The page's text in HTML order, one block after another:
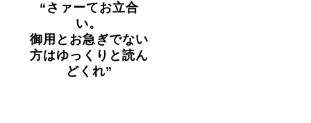
“さァーてお立合
い。
御用とお急ぎでない
方はゆっくりと読ん
どくれ”